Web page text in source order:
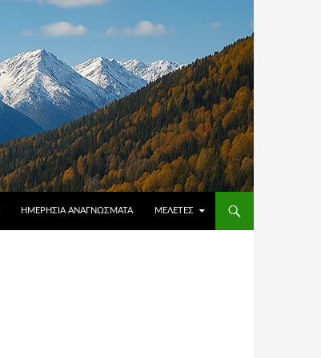
ΗΜΕΡΉΣΙΑ ΑΝΑΓΝΏΣΜΑΤΑ ΜΕΛΈΤΕΣ